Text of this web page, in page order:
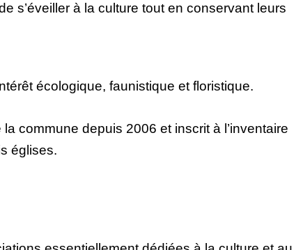
s’éveiller à la culture tout en conservant leurs
écologique, faunistique et floristique.
commune depuis 2006 et inscrit à l’inventaire
églises.